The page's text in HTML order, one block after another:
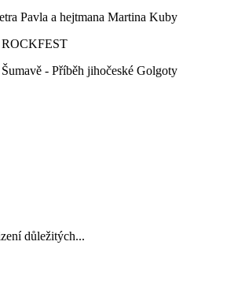
Pavla a hejtmana Martina Kuby
- Příběh jihočeské Golgoty
důležitých...